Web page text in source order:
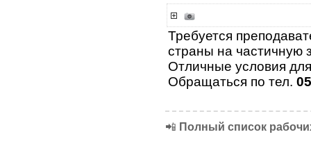
Требуется
страны на частичную
Отличные условия
Обращаться по тел.
📲 Полный список